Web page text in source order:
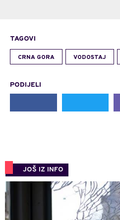
TAGOVI
CRNA GORA VODOSTAJ
PODIJELI
JOŠ IZ INFO